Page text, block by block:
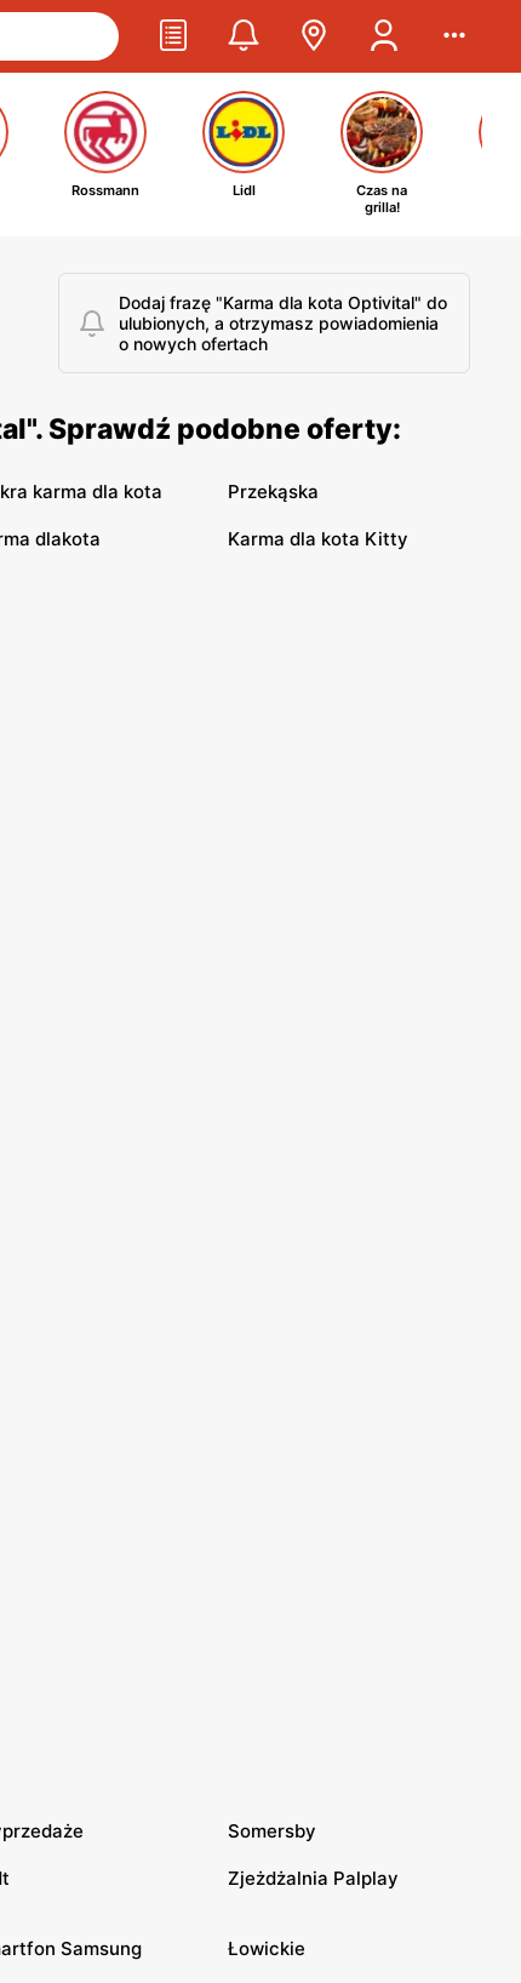
Rossmann Lidl
Czas na
grilla!
Dodaj frazę "Karma dla kota Optivital" do
ulubionych, a otrzymasz powiadomienia
o nowych ofertach
Sprawdź podobne oferty:
karma dla kota Przekąska
dlakota Karma dla kota Kitty
Somersby
Zjeżdżalnia Palplay
Samsung Łowickie